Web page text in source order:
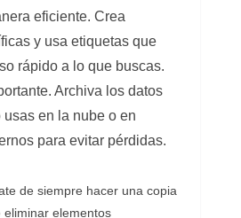
eficiente. Crea
y usa etiquetas que
rápido a lo que buscas.
Archiva los datos
en la nube o en
para evitar pérdidas.
de siempre hacer una copia
elementos